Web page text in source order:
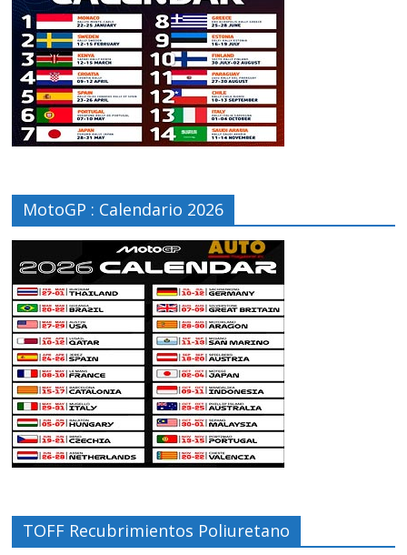
MotoGP : Calendario 2026
TOFF Recubrimientos Poliuretano